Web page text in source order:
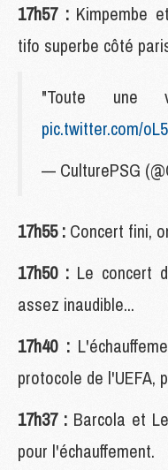
17h57 : Kimpembe
tifo superbe côté
"Toute une
pic.twitter.com/
— CulturePSG
17h55 : Concert fini,
17h50 : Le concert
assez inaudible...
17h40 :
protocole de l'UEFA,
17h37 : Barcola et
pour l'échauffement.